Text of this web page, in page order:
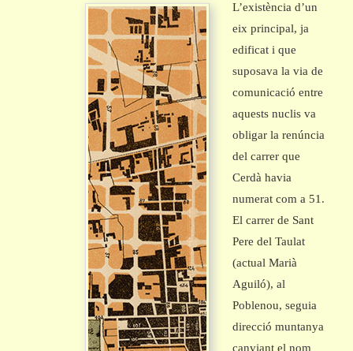
L’existència d’un
eix principal, ja
edificat i que
suposava la via de
comunicació entre
aquests nuclis va
obligar la renúncia
del carrer que
Cerdà havia
numerat com a 51.
El carrer de Sant
Pere del Taulat
(actual Marià
Aguiló), al
Poblenou, seguia
direcció muntanya
canviant el nom